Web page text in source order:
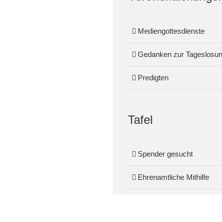
Mediengottesdienste
Gedanken zur
Predigten
Tafel
Spender gesucht
Ehrenamtliche Mithilfe